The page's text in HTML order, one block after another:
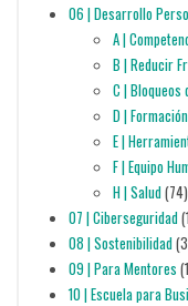
06 | Desarrollo
A |
B | Reducir
C | Bloqueos
D |
E |
F | Equipo
H | Salud(74)
07 | Ciberseguridad
08 | Sostenibilidad
09 | Para Mentores
10 | Escuela para